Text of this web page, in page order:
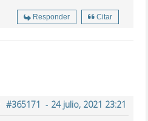
Responder Citar
#365171 - 24 julio, 2021 23:21